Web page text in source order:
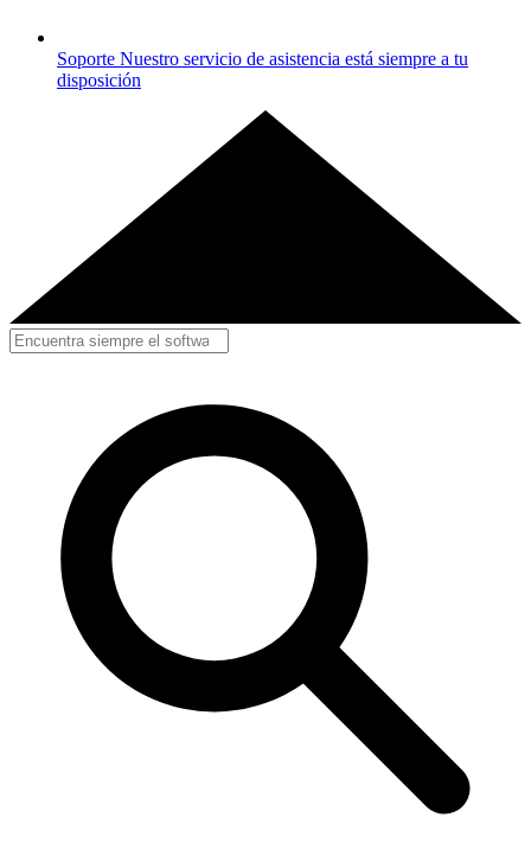
Soporte Nuestro servicio de asistencia está siempre a tu
disposición